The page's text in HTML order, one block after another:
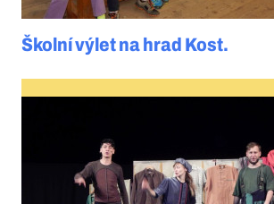
Školní výlet na hrad Kost.